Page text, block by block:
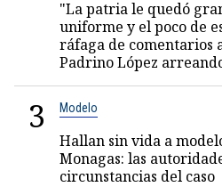
"La patria le quedó
uniforme y el poco de
ráfaga de comentarios
Padrino López
3 Modelo
Hallan sin vida a
Monagas: las
circunstancias del caso